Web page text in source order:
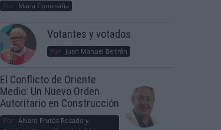
Por María Comesaña
Votantes y votados
Por Juan Manuel Beltrán
El Conflicto de Oriente
Medio: Un Nuevo Orden
Autoritario en Construcción
Por Álvaro Frutos Rosado y